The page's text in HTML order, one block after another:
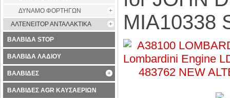
MIA10338
ΔΥΝΑΜΟ ΦΟΡΤΗΓΩΝ
ΑΛΤΕΝΕΙΤΟΡ ΑΝΤΑΛΑΚΤΙΚΑ
ΒΑΛΒΙΔΑ STOP
ΒΑΛΒΙΔΑ ΛΑΔΙΟΥ
ΒΑΛΒΙΔΕΣ
ΒΑΛΒΙΔΕΣ AGR ΚΑΥΣΑΕΡΙΩΝ